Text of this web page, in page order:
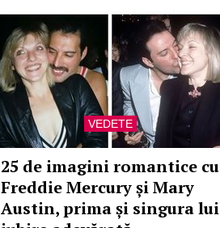
VEDETE
25 de imagini romantice cu
Freddie Mercury și Mary
Austin, prima și singura lui